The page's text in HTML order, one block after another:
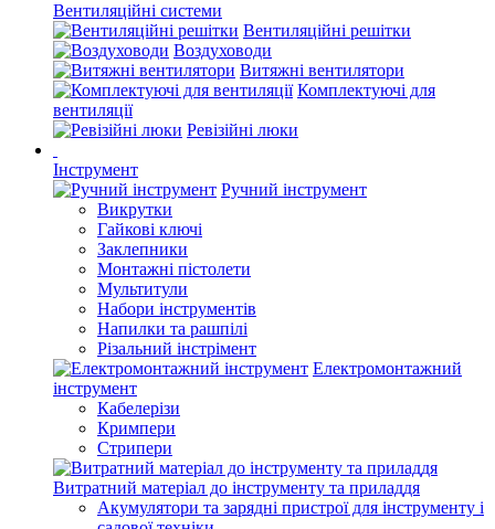
Вентиляційні системи
Вентиляційні решітки
Воздуховоди
Витяжні вентилятори
Комплектуючі для
вентиляції
Ревізійні люки
Інструмент
Ручний інструмент
Викрутки
Гайкові ключі
Заклепники
Монтажні пістолети
Мультитули
Набори інструментів
Напилки та рашпілі
Різальний інстрімент
Електромонтажний
інструмент
Кабелерізи
Кримпери
Стрипери
Витратний матеріал до інструменту та приладдя
Акумулятори та зарядні пристрої для інструменту і